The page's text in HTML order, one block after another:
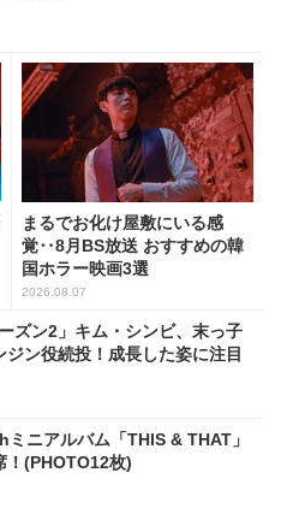
まるでお化け屋敷にいる感
覚‥8月BS放送 おすすめの韓
国ホラー映画3選
2026.08.07
ズン2」キム・シンビ、末っ子
ン役続投！成長した姿に注目
ニアルバム「THIS & THAT」
！(PHOTO12枚)